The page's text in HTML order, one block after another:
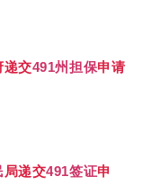
递交491州担保申请
局递交491签证申